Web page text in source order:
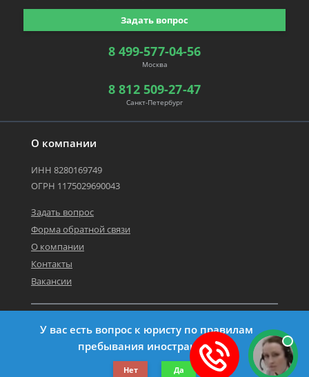
О компании
ИНН 8280169749
ОГРН 1175029690043
Задать вопрос
Форма обратной связи
О компании
Контакты
Вакансии
©2019-2026 Все права защищены.
Карта сайта
Политика персональных данных
8 499-577-04-56
Москва
8 812 509-27-47
Санкт-Петербург
Задать вопрос
У вас есть вопрос к юристу по правилам
пребывания иностранца?
Нет Да